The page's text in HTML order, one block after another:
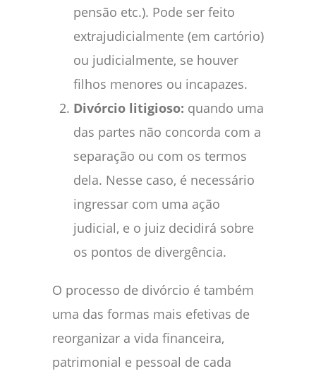
pensão etc.). Pode ser feito
extrajudicialmente (em cartório)
ou judicialmente, se houver
filhos menores ou incapazes.
Divórcio litigioso: quando uma
das partes não concorda com a
separação ou com os termos
dela. Nesse caso, é necessário
ingressar com uma ação
judicial, e o juiz decidirá sobre
os pontos de divergência.
O processo de divórcio é também
uma das formas mais efetivas de
reorganizar a vida financeira,
patrimonial e pessoal de cada